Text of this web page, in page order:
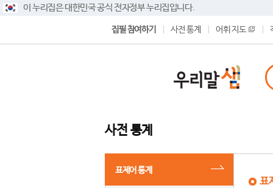
이 누리집은 대한민국 공식 전자정부 누리집입니다.
집필 참여하기 사전 통계 어휘 지도
사전 통계
표제어 통계
표